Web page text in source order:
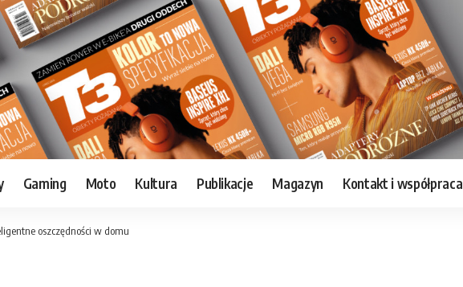
Gaming Moto Kultura Publikacje Magazyn Kontakt i współpraca
oszczędności w domu